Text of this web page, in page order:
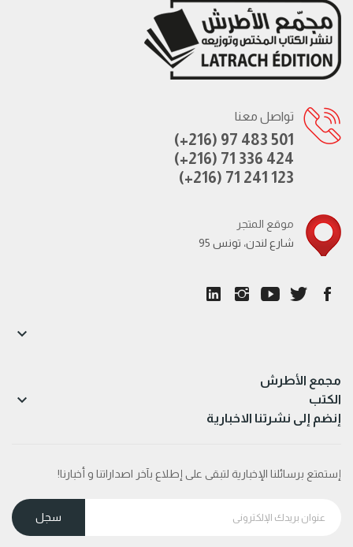
تواصل معنا
(+216) 97 483 501
(+216) 71 336 424
(+216) 71 241 123
موقع المتجر
95 شارع لندن، تونس
مجمع الأطرش

الكتب 
إنضم إلى نشرتنا الاخبارية
إستمتع برسائلنا الإخبارية لتبقى على إطلاع بآخر اصداراتنا و أخبارنا!